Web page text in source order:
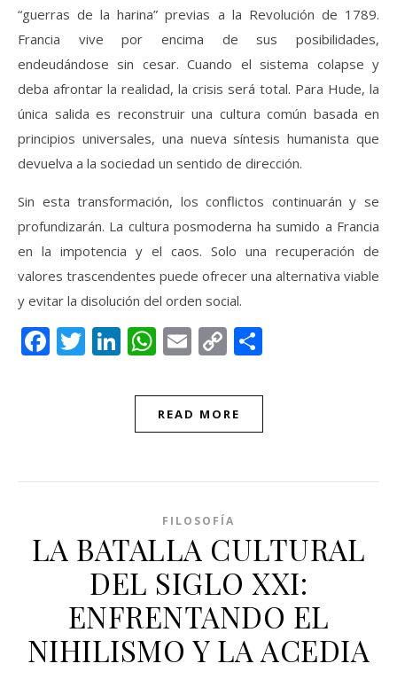
“guerras de la harina” previas a la Revolución de 1789.
Francia vive por encima de sus posibilidades,
endeudándose sin cesar. Cuando el sistema colapse y
deba afrontar la realidad, la crisis será total. Para Hude, la
única salida es reconstruir una cultura común basada en
principios universales, una nueva síntesis humanista que
devuelva a la sociedad un sentido de dirección.
Sin esta transformación, los conflictos continuarán y se
profundizarán. La cultura posmoderna ha sumido a Francia
en la impotencia y el caos. Solo una recuperación de
valores trascendentes puede ofrecer una alternativa viable
y evitar la disolución del orden social.
Facebook
Twitter
LinkedIn
WhatsApp
Email
Copy
READ MORE
FILOSOFÍA
LA BATALLA CULTURAL
DEL SIGLO XXI:
ENFRENTANDO EL
NIHILISMO Y LA ACEDIA